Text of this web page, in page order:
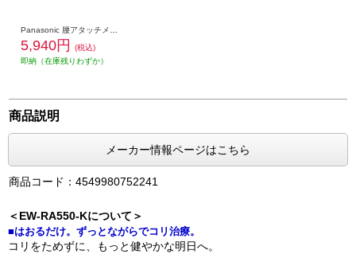
5,940円
(税込)
即納（在庫残りわずか）
商品説明
メーカー情報ページはこちら
商品コード：4549980752241
＜EW-RA550-Kについて＞
■はおるだけ。ずっとながらでコリ治療。
コリをためずに、もっと健やかな明日へ。